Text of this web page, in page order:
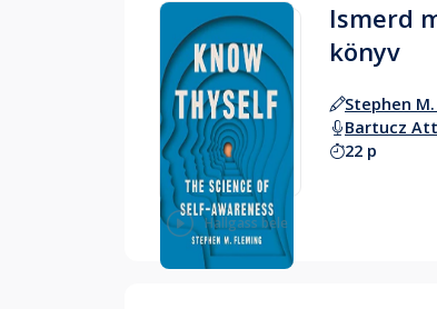
Hallgass bele
Ismerd
könyv
Stephen
Bartucz
22 p